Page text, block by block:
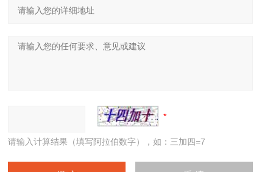
请输入计算结果（填写阿拉伯数字），如：三加四=7